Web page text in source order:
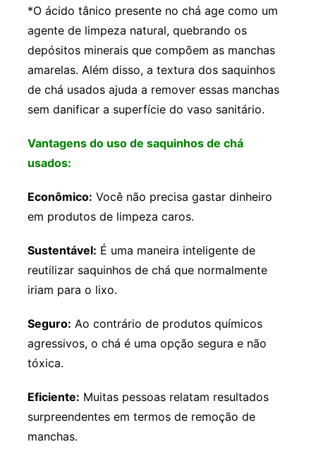
*O ácido tânico presente no chá age como um
agente de limpeza natural, quebrando os
depósitos minerais que compõem as manchas
amarelas. Além disso, a textura dos saquinhos
de chá usados ajuda a remover essas manchas
sem danificar a superfície do vaso sanitário.
Vantagens do uso de saquinhos de chá
usados:
Econômico: Você não precisa gastar dinheiro
em produtos de limpeza caros.
Sustentável: É uma maneira inteligente de
reutilizar saquinhos de chá que normalmente
iriam para o lixo.
Seguro: Ao contrário de produtos químicos
agressivos, o chá é uma opção segura e não
tóxica.
Eficiente: Muitas pessoas relatam resultados
surpreendentes em termos de remoção de
manchas.